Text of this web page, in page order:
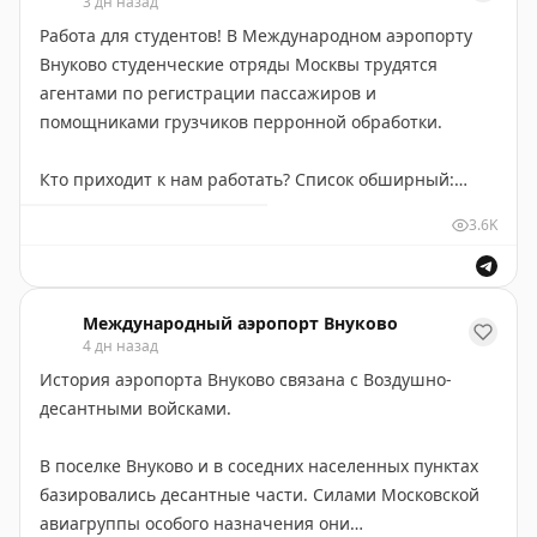
обусловлено растущим спросом на прямые рейсы из
Багдада в Москву.
Мы рады снова принимать воздушные суда иракских
партнеров!
Работа для студентов! В Международном аэропорту
Внуково студенческие отряды Москвы трудятся
агентами по регистрации пассажиров и
помощниками грузчиков перронной обработки.
Кто приходит к нам работать? Список обширный:
Финансовый университет при Правительстве РФ,
РГГУ, РГСУ, РГУ нефти и газа им. И.М. Губкина,
Московский колледж управления, гостиничного
бизнеса и информационных технологий «Царицыно».
работать ребята из студенческих отрядов Брянской
области.
3.6K
Международный аэропорт Внуково
4 дн назад
История аэропорта Внуково связана с Воздушно-
десантными войсками.
В поселке Внуково и в соседних населенных пунктах
базировались десантные части. Силами Московской
авиагруппы особого назначения они